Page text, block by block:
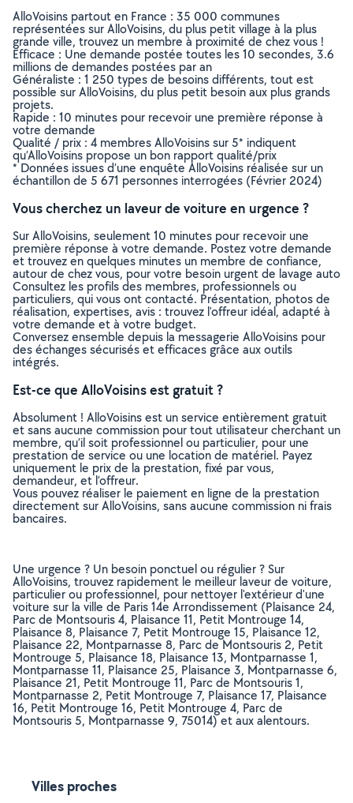
AlloVoisins partout en France : 35 000 communes
représentées sur AlloVoisins, du plus petit village à la plus
grande ville, trouvez un membre à proximité de chez vous !
Efficace : Une demande postée toutes les 10 secondes, 3.6
millions de demandes postées par an
Généraliste : 1 250 types de besoins différents, tout est
possible sur AlloVoisins, du plus petit besoin aux plus grands
projets.
Rapide : 10 minutes pour recevoir une première réponse à
votre demande
Qualité / prix : 4 membres AlloVoisins sur 5* indiquent
qu’AlloVoisins propose un bon rapport qualité/prix
* Données issues d’une enquête AlloVoisins réalisée sur un
échantillon de 5 671 personnes interrogées (Février 2024)
Vous cherchez un laveur de voiture en urgence ?
Sur AlloVoisins, seulement 10 minutes pour recevoir une
première réponse à votre demande. Postez votre demande
et trouvez en quelques minutes un membre de confiance,
autour de chez vous, pour votre besoin urgent de lavage auto
Consultez les profils des membres, professionnels ou
particuliers, qui vous ont contacté. Présentation, photos de
réalisation, expertises, avis : trouvez l'offreur idéal, adapté à
votre demande et à votre budget.
Conversez ensemble depuis la messagerie AlloVoisins pour
des échanges sécurisés et efficaces grâce aux outils
intégrés.
Est-ce que AlloVoisins est gratuit ?
Absolument ! AlloVoisins est un service entièrement gratuit
et sans aucune commission pour tout utilisateur cherchant un
membre, qu’il soit professionnel ou particulier, pour une
prestation de service ou une location de matériel. Payez
uniquement le prix de la prestation, fixé par vous,
demandeur, et l’offreur.
Vous pouvez réaliser le paiement en ligne de la prestation
directement sur AlloVoisins, sans aucune commission ni frais
bancaires.
Une urgence ? Un besoin ponctuel ou régulier ? Sur
AlloVoisins, trouvez rapidement le meilleur laveur de voiture,
particulier ou professionnel, pour nettoyer l'extérieur d'une
voiture sur la ville de Paris 14e Arrondissement (Plaisance 24,
Parc de Montsouris 4, Plaisance 11, Petit Montrouge 14,
Plaisance 8, Plaisance 7, Petit Montrouge 15, Plaisance 12,
Plaisance 22, Montparnasse 8, Parc de Montsouris 2, Petit
Montrouge 5, Plaisance 18, Plaisance 13, Montparnasse 1,
Montparnasse 11, Plaisance 25, Plaisance 3, Montparnasse 6,
Plaisance 21, Petit Montrouge 11, Parc de Montsouris 1,
Montparnasse 2, Petit Montrouge 7, Plaisance 17, Plaisance
16, Petit Montrouge 16, Petit Montrouge 4, Parc de
Montsouris 5, Montparnasse 9, 75014) et aux alentours.
Villes proches